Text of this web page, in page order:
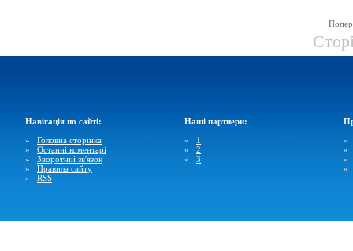
Навігація по сайті:
» Головна сторінка
» Останні коментарі
» Зворотній зв'язок
» Правила сайту
» RSS
Наші партнери:
» 1
» 2
» 3